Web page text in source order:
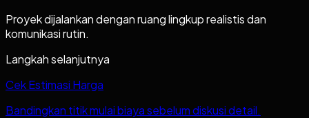
Proyek dijalankan dengan ruang lingkup realistis dan
komunikasi rutin.
Langkah selanjutnya
Cek Estimasi Harga
Bandingkan titik mulai biaya sebelum diskusi detail.